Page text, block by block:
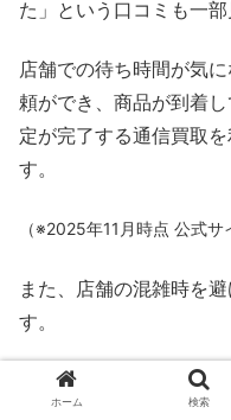
た」という口コミも一部
店舗での待ち時間が気
頼ができ、商品が到着
定が完了する通信買取
す。
（※2025年11月時点 公式サ
また、店舗の混雑時を
す。
ホーム 検索